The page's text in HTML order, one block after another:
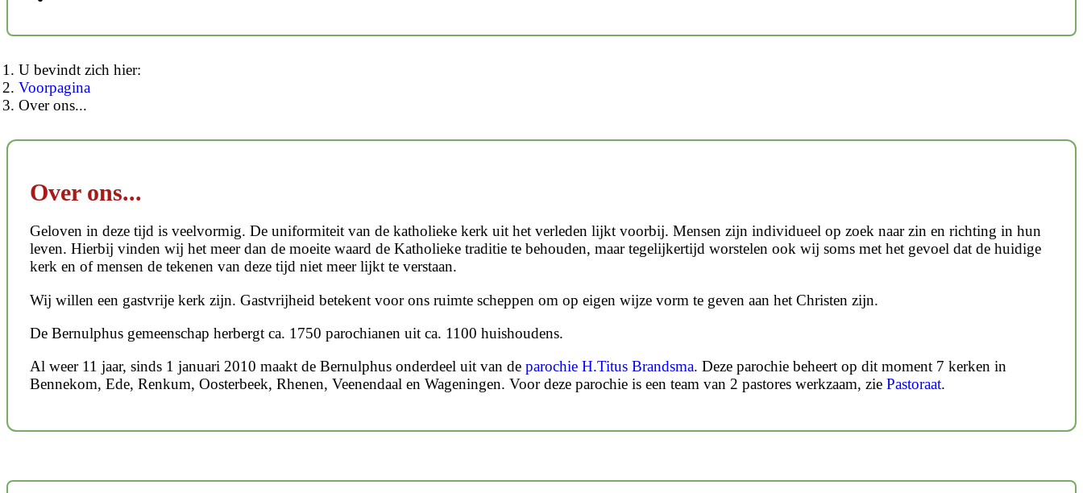
U bevindt zich hier:
Voorpagina
Over ons...
Over ons...
Geloven in deze tijd is veelvormig. De uniformiteit van de katholieke kerk uit het verleden lijkt voorbij. Mensen zijn individueel op zoek naar zin en richting in hun
leven. Hierbij vinden wij het meer dan de moeite waard de Katholieke traditie te behouden, maar tegelijkertijd worstelen ook wij soms met het gevoel dat de huidige
kerk en of mensen de tekenen van deze tijd niet meer lijkt te verstaan.
Wij willen een gastvrije kerk zijn. Gastvrijheid betekent voor ons ruimte scheppen om op eigen wijze vorm te geven aan het Christen zijn.
De Bernulphus gemeenschap herbergt ca. 1750 parochianen uit ca. 1100 huishoudens.
Al weer 11 jaar, sinds 1 januari 2010 maakt de Bernulphus onderdeel uit van de parochie H.Titus Brandsma. Deze parochie beheert op dit moment 7 kerken in
Bennekom, Ede, Renkum, Oosterbeek, Rhenen, Veenendaal en Wageningen. Voor deze parochie is een team van 2 pastores werkzaam, zie Pastoraat.